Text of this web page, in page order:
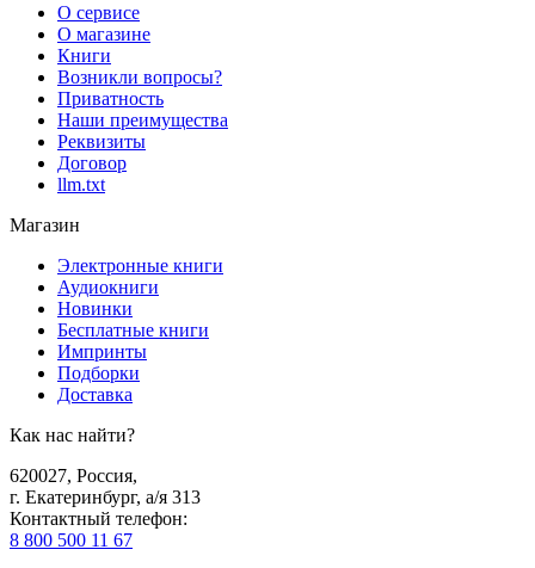
О сервисе
О магазине
Книги
Возникли вопросы?
Приватность
Наши преимущества
Реквизиты
Договор
llm.txt
Магазин
Электронные книги
Аудиокниги
Новинки
Бесплатные книги
Импринты
Подборки
Доставка
Как нас найти?
620027, Россия,
г. Екатеринбург, а/я 313
Контактный телефон:
8 800 500 11 67